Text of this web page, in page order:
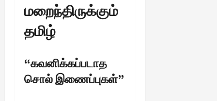
மறைந்திருக்கும்
தமிழ்
“கவனிக்கப்படாத
சொல் இணைப்புகள்”